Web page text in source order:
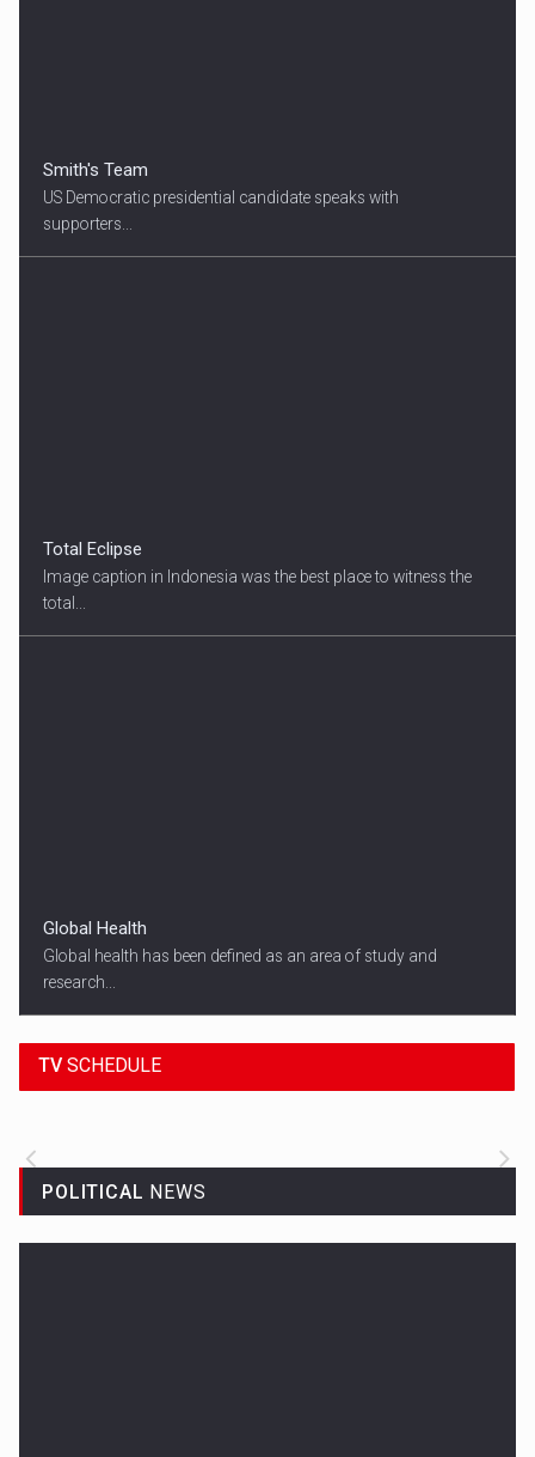
Smith's Team
US Democratic presidential candidate speaks with
supporters...
Total Eclipse
Image caption in Indonesia was the best place to witness the
total...
Global Health
Global health has been defined as an area of study and
research...
TV SCHEDULE
18:45
ALL THE LATEST SPORTS NEWS FROM
POLITICAL NEWS